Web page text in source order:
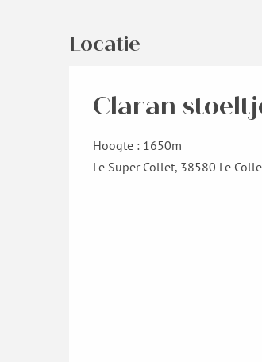
Locatie
Claran
Hoogte : 1650m
Le Super Collet, 38580 Le